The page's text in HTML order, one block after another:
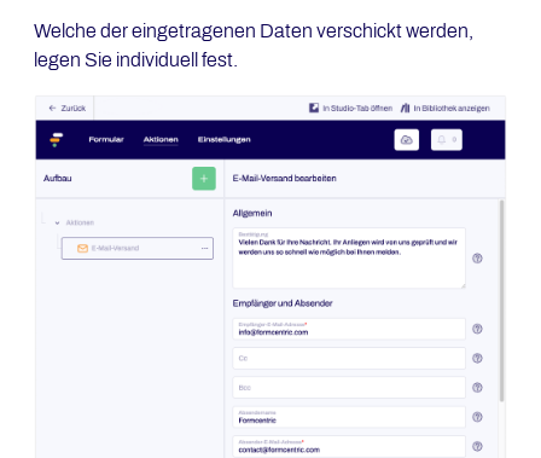
Welche der eingetragenen Daten verschickt werden,
legen Sie individuell fest.